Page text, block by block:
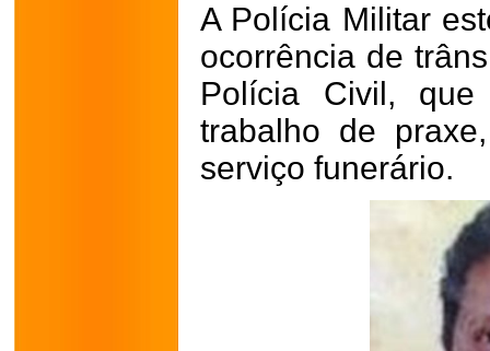
A Polícia Militar
ocorrência de
Polícia Civil,
trabalho de
serviço funerário.